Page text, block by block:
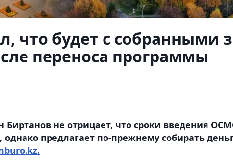
что будет с собранными
переноса программы
не отрицает, что сроки введения
однако предлагает по-прежнему собирать